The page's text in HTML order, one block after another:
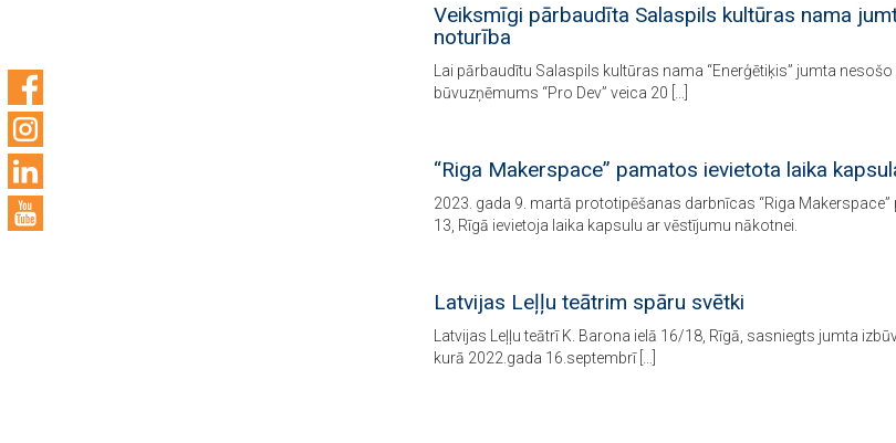
Veiksmīgi pārbaudīta Salaspils kultūras nama
noturība
Lai pārbaudītu Salaspils kultūras nama “Enerģētiķis” jumta
būvuzņēmums “Pro Dev” veica 20 […]
“Riga Makerspace” pamatos ievietota laika
2023. gada 9. martā prototipēšanas darbnīcas “Riga
13, Rīgā ievietoja laika kapsulu ar vēstījumu nākotnei.
Latvijas Leļļu teātrim spāru svētki
Latvijas Leļļu teātrī K. Barona ielā 16/18, Rīgā, sasniegts jumta
kurā 2022.gada 16.septembrī […]